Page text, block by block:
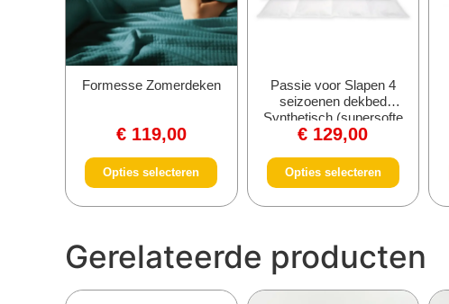
Formesse Zomerdeken
€119,00
Opties selecteren
Passie voor Slapen 4
seizoenen dekbed
Synthetisch (supersofte
microvezel)
€ 129,00
Opties selecteren
Gerelateerde producten